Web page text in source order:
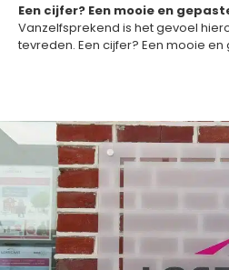
Een cijfer? Een mooie en
Vanzelfsprekend is het gevoel
tevreden. Een cijfer? Een mooie en